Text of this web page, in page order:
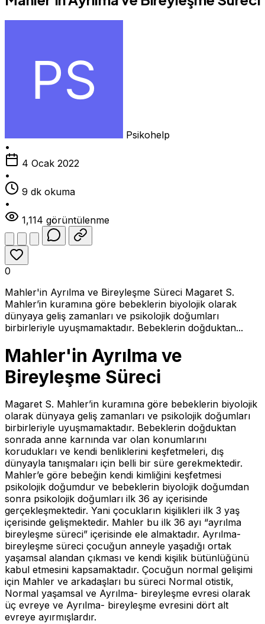
Psikohelp
•
4 Ocak 2022
•
9 dk okuma
•
1,114 görüntülenme
0
Mahler'in Ayrılma ve Bireyleşme Süreci Magaret S.
Mahler’in kuramına göre bebeklerin biyolojik olarak
dünyaya geliş zamanları ve psikolojik doğumları
birbirleriyle uyuşmamaktadır. Bebeklerin doğduktan...
Mahler'in Ayrılma ve
Bireyleşme Süreci
Magaret S. Mahler’in kuramına göre bebeklerin biyolojik
olarak dünyaya geliş zamanları ve psikolojik doğumları
birbirleriyle uyuşmamaktadır. Bebeklerin doğduktan
sonrada anne karnında var olan konumlarını
korudukları ve kendi benliklerini keşfetmeleri, dış
dünyayla tanışmaları için belli bir süre gerekmektedir.
Mahler’e göre bebeğin kendi kimliğini keşfetmesi
psikolojik doğumdur ve bebeklerin biyolojik doğumdan
sonra psikolojik doğumları ilk 36 ay içerisinde
gerçekleşmektedir. Yani çocukların kişilikleri ilk 3 yaş
içerisinde gelişmektedir. Mahler bu ilk 36 ayı “ayrılma
bireyleşme süreci” içerisinde ele almaktadır. Ayrılma-
bireyleşme süreci çocuğun anneyle yaşadığı ortak
yaşamsal alandan çıkması ve kendi kişilik bütünlüğünü
kabul etmesini kapsamaktadır. Çocuğun normal gelişimi
için Mahler ve arkadaşları bu süreci Normal otistik,
Normal yaşamsal ve Ayrılma- bireyleşme evresi olarak
üç evreye ve Ayrılma- bireyleşme evresini dört alt
evreye ayırmışlardır.